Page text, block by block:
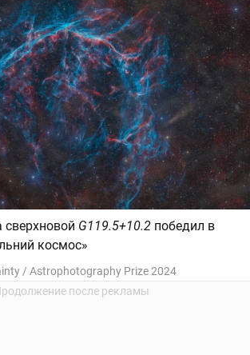
сверхновой G119.5+10.2 победил в
космос»
/ Astrophotography Prize 2024